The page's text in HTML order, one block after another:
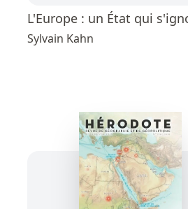
L'Europe : un État qui
Sylvain Kahn